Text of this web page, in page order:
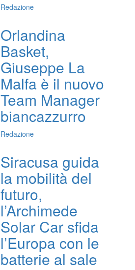
Redazione
Orlandina
Basket,
Giuseppe La
Malfa è il nuovo
Team Manager
biancazzurro
Redazione
Siracusa guida
la mobilità del
futuro,
l’Archimede
Solar Car sfida
l’Europa con le
batterie al sale